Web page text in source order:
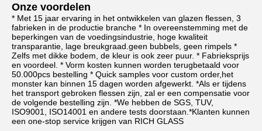
Onze voordelen
* Met 15 jaar ervaring in het ontwikkelen van glazen flessen, 3
fabrieken in de productie branche * In overeenstemming met de
beperkingen van de voedingsindustrie, hoge kwaliteit
transparantie, lage breukgraad.geen bubbels, geen rimpels *
Zelfs met dikke bodem, de kleur is ook zeer puur. * Fabrieksprijs
en voordeel. * Vorm kosten kunnen worden terugbetaald voor
50.000pcs bestelling * Quick samples voor custom order,het
monster kan binnen 15 dagen worden afgewerkt. *Als er tijdens
het transport gebroken flessen zijn, zal er een compensatie voor
de volgende bestelling zijn. *We hebben de SGS, TUV,
ISO9001, ISO14001 en andere tests doorstaan.*Klanten kunnen
een one-stop service krijgen van RICH GLASS